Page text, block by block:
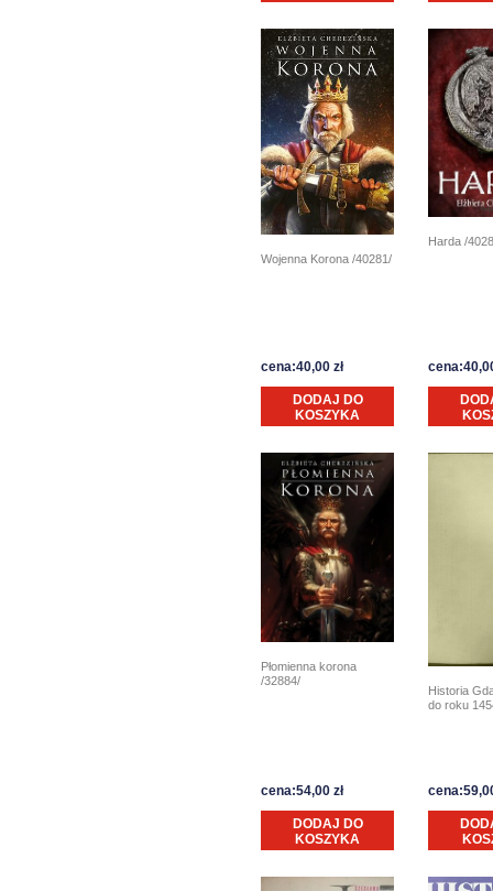
Wojenna Korona /40281/
cena:40,00 zł
DODAJ DO
KOSZYKA
Harda /
Płomienna korona
/32884/
cena:54,00 zł
DODAJ DO
KOSZYKA
Historia
do roku